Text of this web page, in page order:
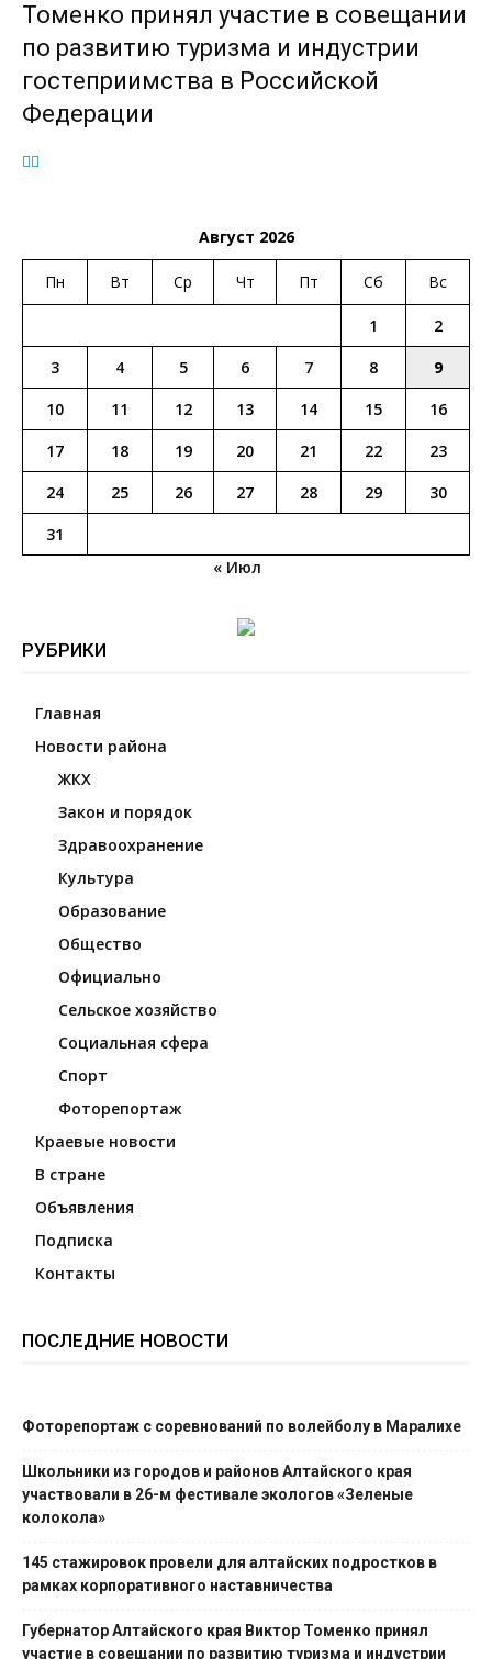
Томенко принял участие в совещании
по развитию туризма и индустрии
гостеприимства в Российской
Федерации
Август 2026
Пн Вт Ср Чт Пт Сб Вс
1
2
3
4 5 6 7 8
9
10
11 12 13 14 15
16
17
18 19 20 21 22
23
24
25 26 27 28 29
30
31
« Июл
РУБРИКИ
Главная
Новости района
ЖКХ
Закон и порядок
Здравоохранение
Культура
Образование
Общество
Официально
Сельское хозяйство
Социальная сфера
Спорт
Фоторепортаж
Краевые новости
В стране
Объявления
Подписка
Контакты
ПОСЛЕДНИЕ НОВОСТИ
Фоторепортаж с соревнований по волейболу в Маралихе
Школьники из городов и районов Алтайского края
участвовали в 26-м фестивале экологов «Зеленые
колокола»
145 стажировок провели для алтайских подростков в
рамках корпоративного наставничества
Губернатор Алтайского края Виктор Томенко принял
участие в совещании по развитию туризма и индустрии